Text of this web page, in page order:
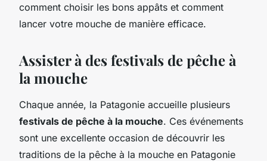
comment choisir les bons appâts et comment
lancer votre mouche de manière efficace.
Assister à des festivals de pêche à
la mouche
Chaque année, la Patagonie accueille plusieurs
festivals de pêche à la mouche. Ces événements
sont une excellente occasion de découvrir les
traditions de la pêche à la mouche en Patagonie